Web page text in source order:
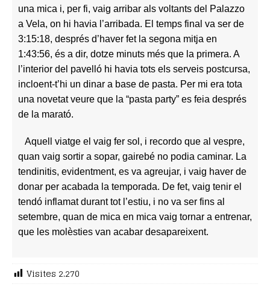
una mica i, per fi, vaig arribar als voltants del Palazzo
a Vela, on hi havia l’arribada. El temps final va ser de
3:15:18, després d’haver fet la segona mitja en
1:43:56, és a dir, dotze minuts més que la primera. A
l’interior del pavelló hi havia tots els serveis postcursa,
incloent-t’hi un dinar a base de pasta. Per mi era tota
una novetat veure que la “pasta party” es feia després
de la marató.
Aquell viatge el vaig fer sol, i recordo que al vespre,
quan vaig sortir a sopar, gairebé no podia caminar. La
tendinitis, evidentment, es va agreujar, i vaig haver de
donar per acabada la temporada. De fet, vaig tenir el
tendó inflamat durant tot l’estiu, i no va ser fins al
setembre, quan de mica en mica vaig tornar a entrenar,
que les molèsties van acabar desapareixent.
Visites 2.270